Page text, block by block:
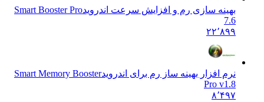
بهینه سازی رم و افزایش سرعت اندرویدSmart Booster Pro
۲۲٬۸۹۹
نرم افزار بهینه ساز رم برای اندرویدSmart Memory Booster
Pro v1.8
۸٬۴۹۷